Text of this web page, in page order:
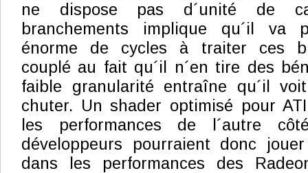
ne dispose pas d´unité de
branchements implique qu´il va
énorme de cycles à traiter ces
couplé au fait qu´il n´en tire des
faible granularité entraîne qu´il
chuter. Un shader optimisé pour
les performances de l´autre
développeurs pourraient donc
dans les performances des